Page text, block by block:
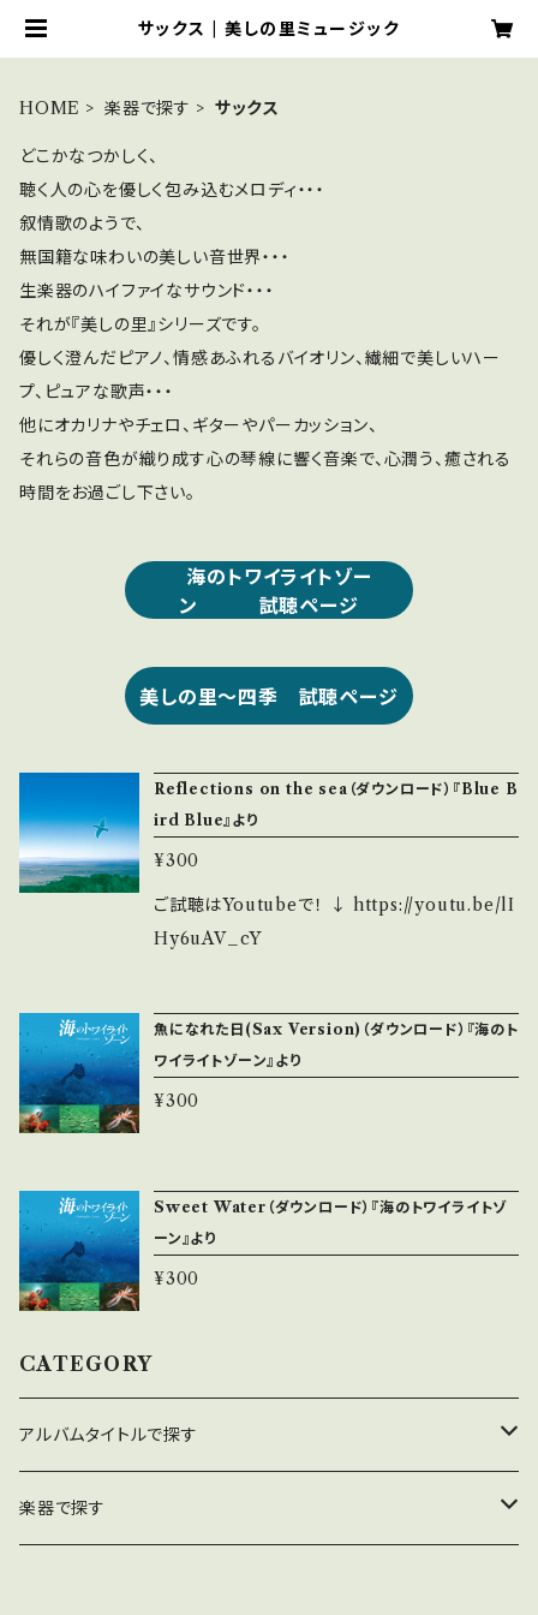
サックス | 美しの里ミュージック
HOME 楽器で探す サックス
どこかなつかしく、
聴く人の心を優しく包み込むメロディ・・・
叙情歌のようで、
無国籍な味わいの美しい音世界・・・
生楽器のハイファイなサウンド・・・
それが『美しの里』シリーズです。
優しく澄んだピアノ、情感あふれるバイオリン、繊細で美しいハー
プ、ピュアな歌声・・・
他にオカリナやチェロ、ギターやパーカッション、
それらの音色が織り成す心の琴線に響く音楽で、心潤う、癒される
時間をお過ごし下さい。
海のトワイライトゾー
ン 試聴ページ
美しの里〜四季 試聴ページ
Reflections on the sea（ダウンロード）『Blue B
ird Blue』より
¥300
ご試聴はYoutubeで！ ↓ https://youtu.be/lI
Hy6uAV_cY
魚になれた日(Sax Version)（ダウンロード）『海のト
ワイライトゾーン』より
¥300
Sweet Water（ダウンロード）『海のトワイライトゾ
ーン』より
¥300
CATEGORY
アルバムタイトルで探す
美しの里〜四季
楽器で探す